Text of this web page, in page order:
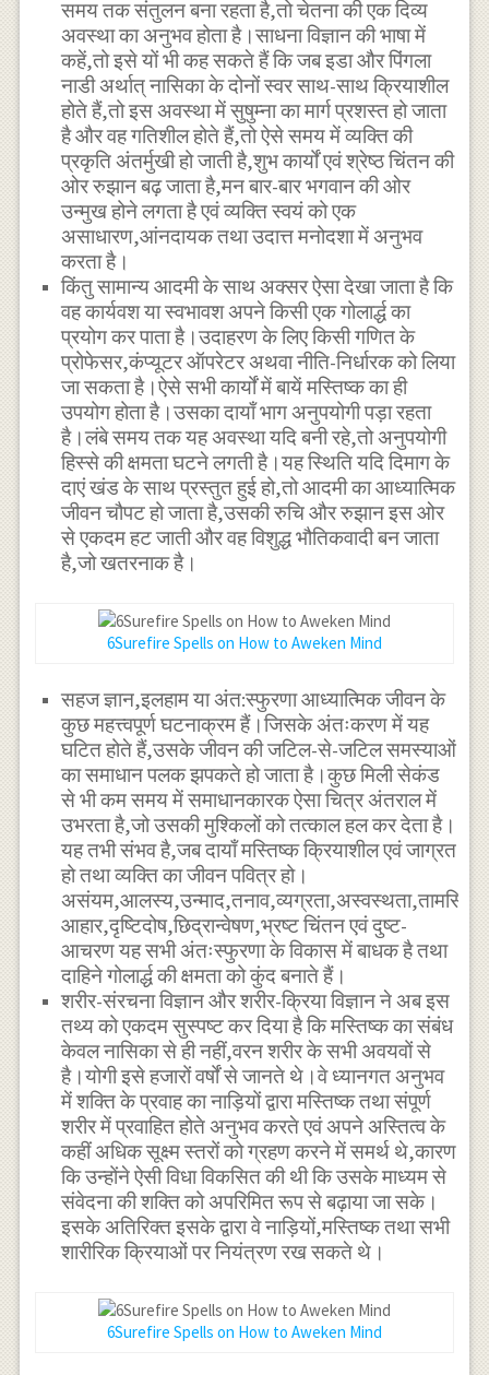
समय तक संतुलन बना रहता है,तो चेतना की एक दिव्य
अवस्था का अनुभव होता है।साधना विज्ञान की भाषा में
कहें,तो इसे यों भी कह सकते हैं कि जब इडा और पिंगला
नाडी अर्थात् नासिका के दोनों स्वर साथ-साथ क्रियाशील
होते हैं,तो इस अवस्था में सुषुम्ना का मार्ग प्रशस्त हो जाता
है और वह गतिशील होते हैं,तो ऐसे समय में व्यक्ति की
प्रकृति अंतर्मुखी हो जाती है,शुभ कार्यों एवं श्रेष्ठ चिंतन की
ओर रुझान बढ़ जाता है,मन बार-बार भगवान की ओर
उन्मुख होने लगता है एवं व्यक्ति स्वयं को एक
असाधारण,आंनदायक तथा उदात्त मनोदशा में अनुभव
करता है।
किंतु सामान्य आदमी के साथ अक्सर ऐसा देखा जाता है कि
वह कार्यवश या स्वभावश अपने किसी एक गोलार्द्ध का
प्रयोग कर पाता है।उदाहरण के लिए किसी गणित के
प्रोफेसर,कंप्यूटर ऑपरेटर अथवा नीति-निर्धारक को लिया
जा सकता है।ऐसे सभी कार्यों में बायें मस्तिष्क का ही
उपयोग होता है।उसका दायाँ भाग अनुपयोगी पड़ा रहता
है।लंबे समय तक यह अवस्था यदि बनी रहे,तो अनुपयोगी
हिस्से की क्षमता घटने लगती है।यह स्थिति यदि दिमाग के
दाएं खंड के साथ प्रस्तुत हुई हो,तो आदमी का आध्यात्मिक
जीवन चौपट हो जाता है,उसकी रुचि और रुझान इस ओर
से एकदम हट जाती और वह विशुद्ध भौतिकवादी बन जाता
है,जो खतरनाक है।
6Surefire Spells on How to Aweken Mind
सहज ज्ञान,इलहाम या अंत:स्फुरणा आध्यात्मिक जीवन के
कुछ महत्त्वपूर्ण घटनाक्रम हैं।जिसके अंतःकरण में यह
घटित होते हैं,उसके जीवन की जटिल-से-जटिल समस्याओं
का समाधान पलक झपकते हो जाता है।कुछ मिली सेकंड
से भी कम समय में समाधानकारक ऐसा चित्र अंतराल में
उभरता है,जो उसकी मुश्किलों को तत्काल हल कर देता है।
यह तभी संभव है,जब दायाँ मस्तिष्क क्रियाशील एवं जाग्रत
हो तथा व्यक्ति का जीवन पवित्र हो।
असंयम,आलस्य,उन्माद,तनाव,व्यग्रता,अस्वस्थता,तामसिक
आहार,दृष्टिदोष,छिद्रान्वेषण,भ्रष्ट चिंतन एवं दुष्ट-
आचरण यह सभी अंतःस्फुरणा के विकास में बाधक है तथा
दाहिने गोलार्द्ध की क्षमता को कुंद बनाते हैं।
शरीर-संरचना विज्ञान और शरीर-क्रिया विज्ञान ने अब इस
तथ्य को एकदम सुस्पष्ट कर दिया है कि मस्तिष्क का संबंध
केवल नासिका से ही नहीं,वरन शरीर के सभी अवयवों से
है।योगी इसे हजारों वर्षों से जानते थे।वे ध्यानगत अनुभव
में शक्ति के प्रवाह का नाड़ियों द्वारा मस्तिष्क तथा संपूर्ण
शरीर में प्रवाहित होते अनुभव करते एवं अपने अस्तित्व के
कहीं अधिक सूक्ष्म स्तरों को ग्रहण करने में समर्थ थे,कारण
कि उन्होंने ऐसी विधा विकसित की थी कि उसके माध्यम से
संवेदना की शक्ति को अपरिमित रूप से बढ़ाया जा सके।
इसके अतिरिक्त इसके द्वारा वे नाड़ियों,मस्तिष्क तथा सभी
शारीरिक क्रियाओं पर नियंत्रण रख सकते थे।
6Surefire Spells on How to Aweken Mind